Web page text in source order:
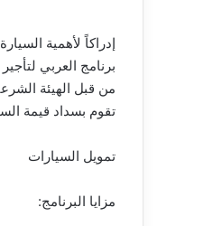
إدراكاً لأهمية
برنامج العربي
من قبل الهيئة
تقوم بسداد قيمة
تمويل السيارات
مزايا البرنامج: